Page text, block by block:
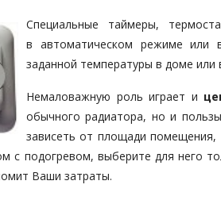
Специальные таймеры,
в автоматическом режиме или
заданной температуры в доме
Немаловажную роль играет и
обычного радиатора, но и
зависеть от площади помещения,
с подогревом, выберите для него
Ваши затраты.